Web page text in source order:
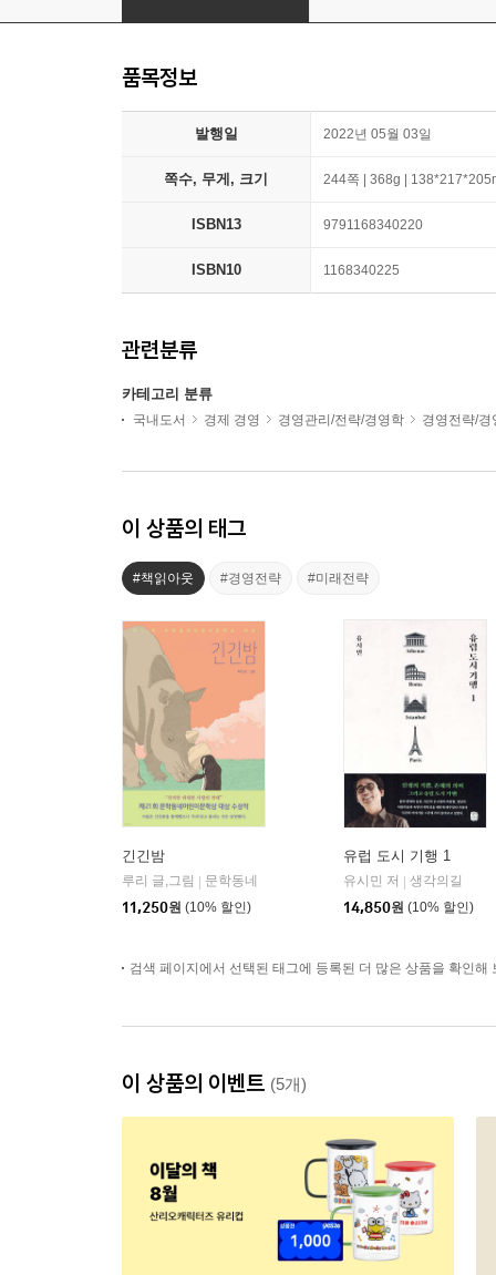
품목정보
발행일 2022년 05월 03일
쪽수, 무게, 크기 244쪽 | 368g |
ISBN13 9791168340220
ISBN10 1168340225
관련분류
카테고리 분류
국내도서 경제 경영 경영관리/전략/경영학 경영전략/경
이 상품의 태그
#책읽아웃 #경영전략 #미래전략
긴긴밤
루리 글,그림
문학동네
11,250원 (10% 할인)
유럽 도시 기행 1
유시민 저
생각의길
14,850원 (10% 할인)
검색 페이지에서 선택된 태그에 등록된 더 많은 상품을 확인해
이 상품의 이벤트 (5개)